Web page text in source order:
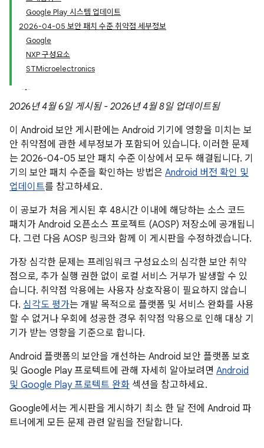
Google Play 시스템 업데이트
2026-04-05 보안 패치 수준 취약점 세부정보
Google
NXP 구성요소
STMicroelectronics
2026년 4월 6일 게시됨 - 2026년 4월 8일 업데이트됨
이 Android 보안 게시판에는 Android 기기에 영향을 미치는 보
안 취약점에 관한 세부정보가 포함되어 있습니다. 이러한 문제
는 2026-04-05 보안 패치 수준 이상에서 모두 해결됩니다. 기
기의 보안 패치 수준을 확인하는 방법은 Android 버전 확인 및
업데이트를 참고하세요.
이 공보가 처음 게시된 후 48시간 이내에 해당하는 소스 코드
패치가 Android 오픈소스 프로젝트 (AOSP) 저장소에 공개됩니
다. 그런 다음 AOSP 링크와 함께 이 게시판을 수정하겠습니다.
가장 심각한 문제는 프레임워크 구성요소의 심각한 보안 취약
점으로, 추가 실행 권한 없이 로컬 서비스 거부가 발생할 수 있
습니다. 취약점 악용에는 사용자 상호작용이 필요하지 않습니
다. 심각도 평가는 개발 목적으로 플랫폼 및 서비스 완화를 사용
할 수 없거나 우회에 성공한 경우 취약점 악용으로 인해 대상 기
기가 받는 영향을 기준으로 합니다.
Android 플랫폼의 보안을 개선하는 Android 보안 플랫폼 보호
및 Google Play 프로텍트에 관해 자세히 알아보려면 Android
및 Google Play 프로텍트 완화 섹션을 참고하세요.
Google에서는 게시판을 게시하기 최소 한 달 전에 Android 파
트너에게 모든 문제 관련 알림을 전달합니다.